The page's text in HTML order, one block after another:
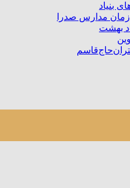
بنیاد
مدارس صدرا
بهشت